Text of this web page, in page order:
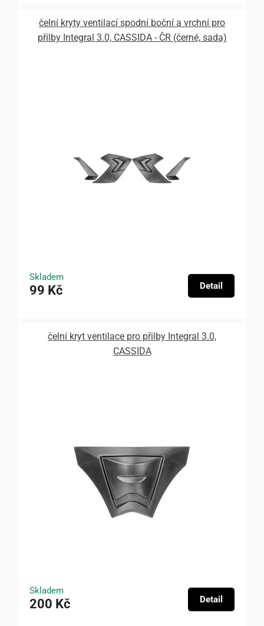
čelní kryty ventilací spodní boční a vrchní pro
přilby Integral 3.0, CASSIDA - ČR (černé, sada)
Skladem
99 Kč Detail
čelní kryt ventilace pro přilby Integral 3.0,
CASSIDA
Skladem
200 Kč Detail